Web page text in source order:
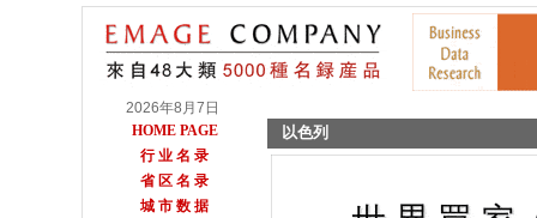
2026年8月7日
HOME PAGE
行 业 名 录
省 区 名 录
城 市 数 据
以色列